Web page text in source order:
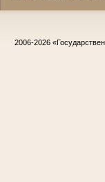
2006-2026